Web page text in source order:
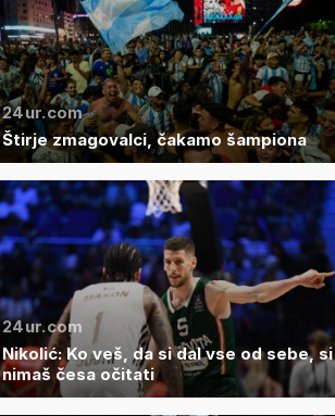
24ur.com
Štirje zmagovalci, čakamo šampiona
24ur.com
Nikolić: Ko veš, da si dal vse od sebe, si
nimaš česa očitati